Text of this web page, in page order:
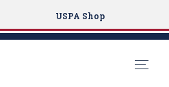
USPA Shop